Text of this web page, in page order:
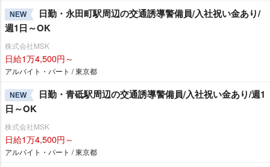
NEW
日勤・永田町駅周辺の交通誘導警備員/入社祝い金あり/
週1日～OK
株式会社MSK
日給1万4,500円～
アルバイト・パート / 東京都
NEW
日勤・青砥駅周辺の交通誘導警備員/入社祝い金あり/週1
日～OK
株式会社MSK
日給1万4,500円～
アルバイト・パート / 東京都